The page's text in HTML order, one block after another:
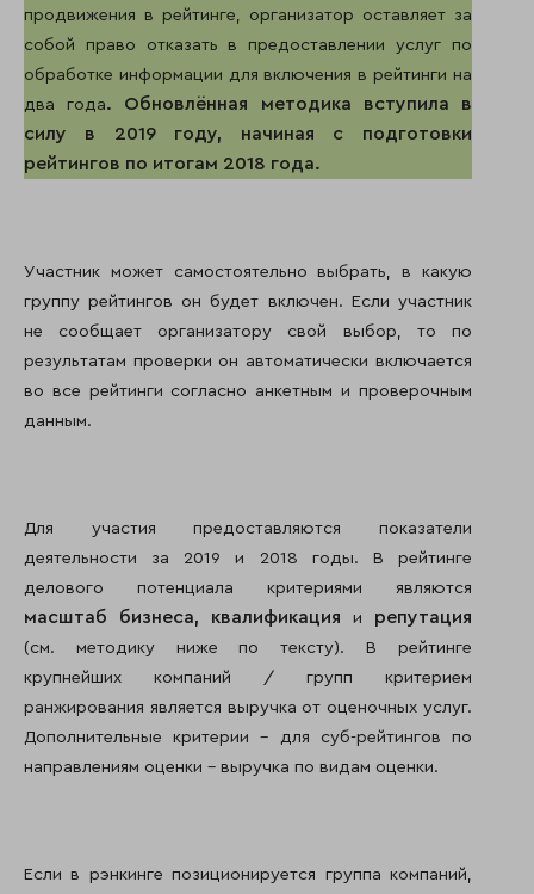
продвижения в рейтинге, организатор оставляет за
собой право отказать в предоставлении услуг по
обработке информации для включения в рейтинги на
два года. Обновлённая методика вступила в
силу в 2019 году, начиная с подготовки
рейтингов по итогам 2018 года.
Участник может самостоятельно выбрать, в какую
группу рейтингов он будет включен. Если участник
не сообщает организатору свой выбор, то по
результатам проверки он автоматически включается
во все рейтинги согласно анкетным и проверочным
данным.
Для участия предоставляются показатели
деятельности за 2019 и 2018 годы. В рейтинге
делового потенциала критериями являются
масштаб бизнеса, квалификация и репутация
(см. методику ниже по тексту). В рейтинге
крупнейших компаний / групп критерием
ранжирования является выручка от оценочных услуг.
Дополнительные критерии – для суб-рейтингов по
направлениям оценки – выручка по видам оценки.
Если в рэнкинге позиционируется группа компаний,